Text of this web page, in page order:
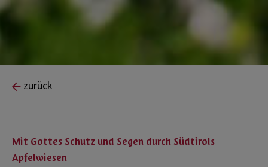
zurück
Mit Gottes Schutz und Segen durch Südtirols
Apfelwiesen